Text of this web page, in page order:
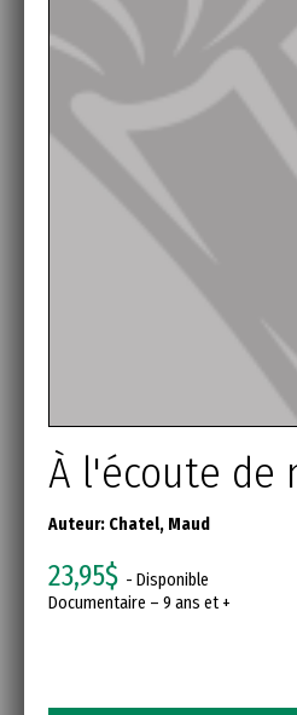
À l'écoute de
Auteur: Chatel, Maud
23,95$ - Disponible
Documentaire – 9 ans et +